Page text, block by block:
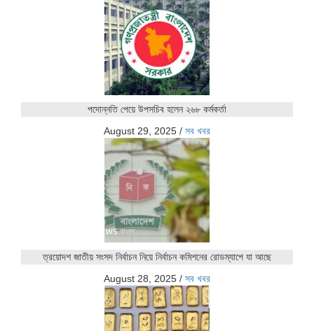
পদোন্নতি পেয়ে উপসচিব হলেন ২৬৮ কর্মকর্তা
August 29, 2025 / সব খবর
ত্রয়োদশ জাতীয় সংসদ নির্বাচন নিয়ে নির্বাচন কমিশনের রোডম্যাপে যা আছে
August 28, 2025 / সব খবর